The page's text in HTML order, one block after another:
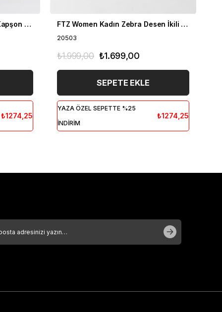
FTZ Women Kadın Fermuar Kapşon Detay İkili Takım Bisküvi 21-6038
₺1274,25
FTZ Women Kadın Zebra Desen İkili Takım Bisküvi 20503
20503
₺1.699,00
₺1.999,00
SEPETE EKLE
YAZA ÖZEL SEPETTE %25
İNDİRİM
₺1274,25